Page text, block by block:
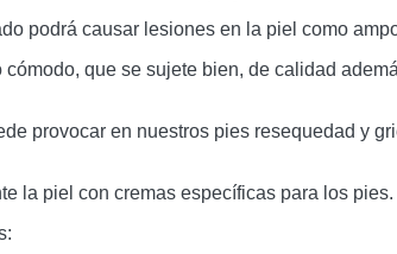
podrá causar lesiones en la piel como
que se sujete bien, de calidad
provocar en nuestros pies resequedad y
la piel con cremas específicas para los pies.